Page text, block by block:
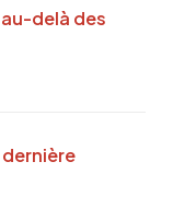
delà des